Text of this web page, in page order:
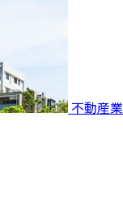
不動産業